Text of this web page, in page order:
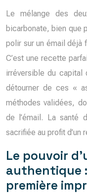
Le mélange des
bicarbonate, bien que
polir sur un émail déjà
C’est une recette
irréversible du
détourner de ces «
méthodes validées,
de l’émail. La santé
sacrifiée au profit d’un
Le pouvoir
authentique
première